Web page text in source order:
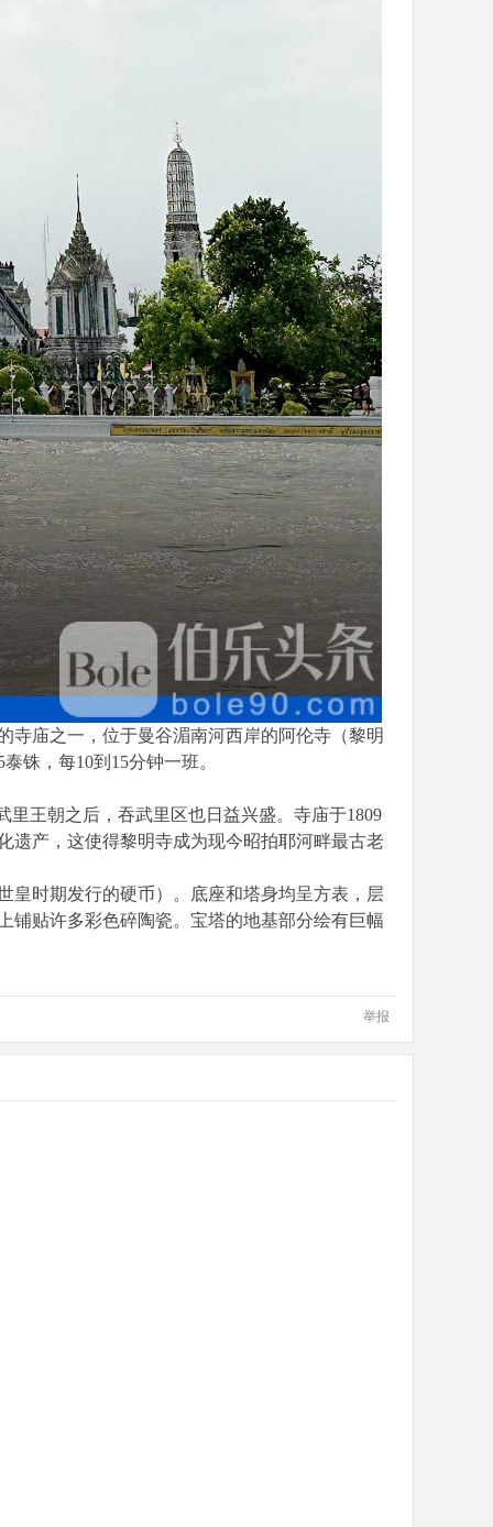
寺庙之一，位于曼谷湄南河西岸的阿伦寺（黎明
铢，每10到15分钟一班。
王朝之后，吞武里区也日益兴盛。寺庙于1809
遗产，这使得黎明寺成为现今昭拍耶河畔最古老
皇时期发行的硬币）。底座和塔身均呈方表，层
铺贴许多彩色碎陶瓷。宝塔的地基部分绘有巨幅
举报